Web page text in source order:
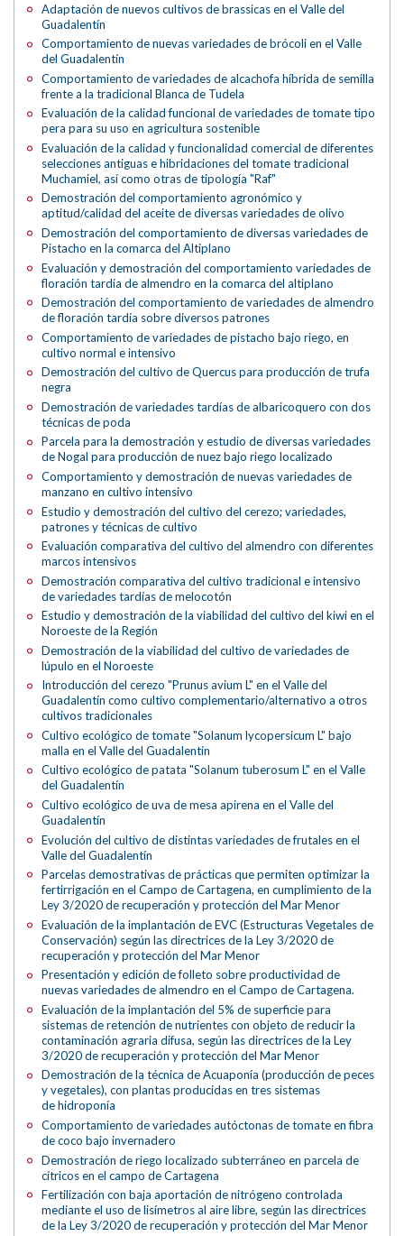
Adaptación de nuevos cultivos de brassicas en el Valle del
Guadalentín
Comportamiento de nuevas variedades de brócoli en el Valle
del Guadalentín
Comportamiento de variedades de alcachofa híbrida de semilla
frente a la tradicional Blanca de Tudela
Evaluación de la calidad funcional de variedades de tomate tipo
pera para su uso en agricultura sostenible
Evaluación de la calidad y funcionalidad comercial de diferentes
selecciones antiguas e hibridaciones del tomate tradicional
Muchamiel, así como otras de tipología "Raf"
Demostración del comportamiento agronómico y
aptitud/calidad del aceite de diversas variedades de olivo
Demostración del comportamiento de diversas variedades de
Pistacho en la comarca del Altiplano
Evaluación y demostración del comportamiento variedades de
floración tardía de almendro en la comarca del altiplano
Demostración del comportamiento de variedades de almendro
de floración tardía sobre diversos patrones
Comportamiento de variedades de pistacho bajo riego, en
cultivo normal e intensivo
Demostración del cultivo de Quercus para producción de trufa
negra
Demostración de variedades tardías de albaricoquero con dos
técnicas de poda
Parcela para la demostración y estudio de diversas variedades
de Nogal para producción de nuez bajo riego localizado
Comportamiento y demostración de nuevas variedades de
manzano en cultivo intensivo
Estudio y demostración del cultivo del cerezo; variedades,
patrones y técnicas de cultivo
Evaluación comparativa del cultivo del almendro con diferentes
marcos intensivos
Demostración comparativa del cultivo tradicional e intensivo
de variedades tardías de melocotón
Estudio y demostración de la viabilidad del cultivo del kiwi en el
Noroeste de la Región
Demostración de la viabilidad del cultivo de variedades de
lúpulo en el Noroeste
Introducción del cerezo "Prunus avium L" en el Valle del
Guadalentín como cultivo complementario/alternativo a otros
cultivos tradicionales
Cultivo ecológico de tomate "Solanum lycopersicum L" bajo
malla en el Valle del Guadalentín
Cultivo ecológico de patata "Solanum tuberosum L" en el Valle
del Guadalentín
Cultivo ecológico de uva de mesa apirena en el Valle del
Guadalentín
Evolución del cultivo de distintas variedades de frutales en el
Valle del Guadalentín
Parcelas demostrativas de prácticas que permiten optimizar la
fertirrigación en el Campo de Cartagena, en cumplimiento de la
Ley 3/2020 de recuperación y protección del Mar Menor
Evaluación de la implantación de EVC (Estructuras Vegetales de
Conservación) según las directrices de la Ley 3/2020 de
recuperación y protección del Mar Menor
Presentación y edición de folleto sobre productividad de
nuevas variedades de almendro en el Campo de Cartagena.
Evaluación de la implantación del 5% de superficie para
sistemas de retención de nutrientes con objeto de reducir la
contaminación agraria difusa, según las directrices de la Ley
3/2020 de recuperación y protección del Mar Menor
Demostración de la técnica de Acuaponía (producción de peces
y vegetales), con plantas producidas en tres sistemas
de hidroponía
Comportamiento de variedades autóctonas de tomate en fibra
de coco bajo invernadero
Demostración de riego localizado subterráneo en parcela de
cítricos en el campo de Cartagena
Fertilización con baja aportación de nitrógeno controlada
mediante el uso de lisímetros al aire libre, según las directrices
de la Ley 3/2020 de recuperación y protección del Mar Menor